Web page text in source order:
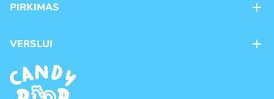
Kontaktai
Naujienos
Prekių ženklai
PIRKIMAS
Pristatymas
Prekių grąžinimas ir keitimas
Pirkimo taisyklės
VERSLUI
Franšizė
Didmeninė prekyba